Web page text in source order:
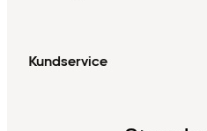
Kundservice